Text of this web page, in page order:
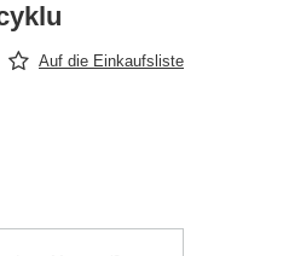
Auf die Einkaufsliste